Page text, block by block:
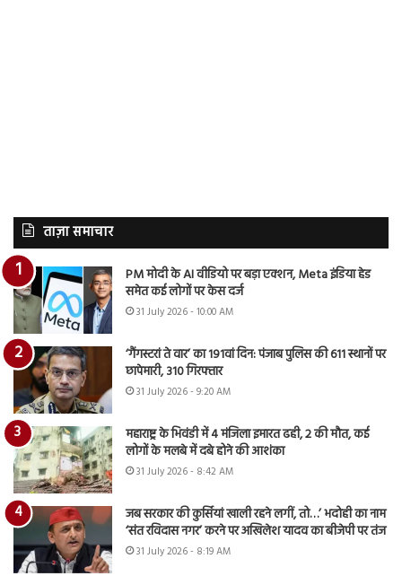
ताज़ा समाचार
PM मोदी के AI वीडियो पर बड़ा एक्शन, Meta इंडिया हेड
समेत कई लोगों पर केस दर्ज
31 July 2026 - 10:00 AM
‘गैंगस्टरां ते वार’ का 191वां दिन: पंजाब पुलिस की 611 स्थानों पर
छापेमारी, 310 गिरफ्तार
31 July 2026 - 9:20 AM
महाराष्ट्र के भिवंडी में 4 मंजिला इमारत ढही, 2 की मौत, कई
लोगों के मलबे में दबे होने की आशंका
31 July 2026 - 8:42 AM
जब सरकार की कुर्सियां खाली रहने लगीं, तो…’ भदोही का नाम
‘संत रविदास नगर’ करने पर अखिलेश यादव का बीजेपी पर तंज
31 July 2026 - 8:19 AM